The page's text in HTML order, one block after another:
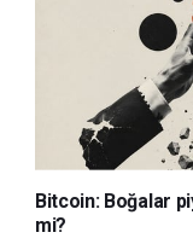
Bitcoin: Boğalar
mi?